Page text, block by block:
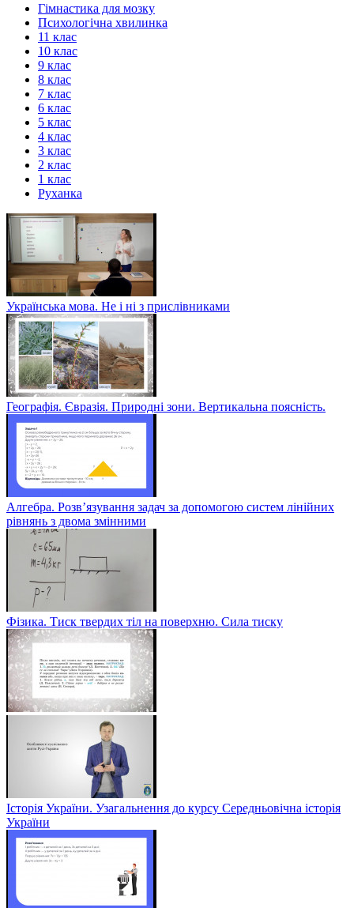
Гімнастика для мозку
Психологічна хвилинка
11 клас
10 клас
9 клас
8 клас
7 клас
6 клас
5 клас
4 клас
3 клас
2 клас
1 клас
Руханка
Українська мова. Не і ні з прислівниками
Географія. Євразія. Природні зони. Вертикальна поясність.
Алгебра. Розв’язування задач за допомогою систем лінійних
рівнянь з двома змінними
Фізика. Тиск твердих тіл на поверхню. Сила тиску
Історія України. Узагальнення до курсу Середньовічна історія
України